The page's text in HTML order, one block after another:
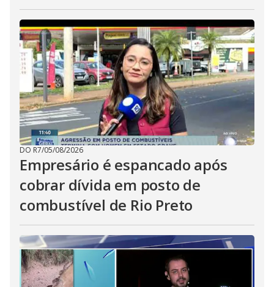
DO R7/05/08/2026
Empresário é espancado após
cobrar dívida em posto de
combustível de Rio Preto